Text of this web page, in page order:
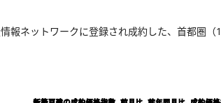
ネットワークに登録され成約した、首都圏